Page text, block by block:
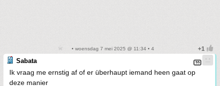
• woensdag 7 mei 2025 @ 11:34 • 4
Sabata
Ik vraag me ernstig af of er überhaupt iemand heen gaat op
deze manier